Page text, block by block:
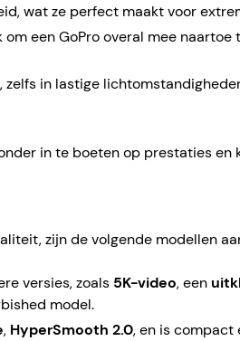
wat ze perfect maakt voor
een GoPro overal mee naartoe
in lastige
in te boeten op prestaties en
zijn de volgende modellen
versies, zoals 5K-video, een
model.
, HyperSmooth 2.0, en is compact